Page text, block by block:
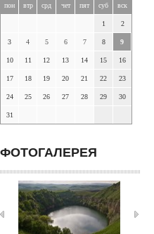
пон втр срд чет пят суб вск
1 2
3 4 5 6 7 8 9
10 11 12 13 14 15 16
17 18 19 20 21 22 23
24 25 26 27 28 29 30
31
ФОТОГАЛЕРЕЯ